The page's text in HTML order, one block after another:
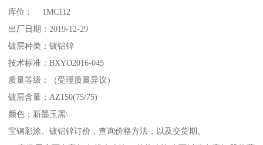
库位： 1MC112
出厂日期：2019-12-29
镀层种类：镀铝锌
技术标准：BXYO2016-045
质量等级：（受理质量异议）
镀层含量：AZ150(75/75)
颜色：新墨玉黑\
宝钢彩涂、镀铝锌订价，查询价格方法，以及交货期。